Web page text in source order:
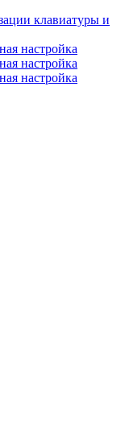
клавиатуры и
настройка
настройка
настройка